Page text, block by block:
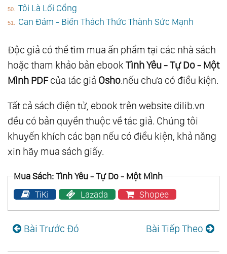
Tôi Là Lối Cổng
Can Đảm - Biến Thách Thức Thành Sức Mạnh
Độc giả có thể tìm mua ấn phẩm tại các nhà sách
hoặc tham khảo bản ebook Tình Yêu - Tự Do - Một
Mình PDFcủa tác giả Osho.nếu chưa có điều kiện.
Tất cả sách điện tử, ebook trên website dilib.vn
đều có bản quyền thuộc về tác giả. Chúng tôi
khuyến khích các bạn nếu có điều kiện, khả năng
xin hãy mua sách giấy.
Mua Sách: Tình Yêu - Tự Do - Một Mình
TiKi
Lazada Shopee
Bài Trước Đó Bài Tiếp Theo